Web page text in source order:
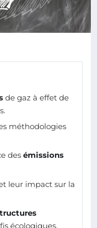
de gaz à effet de
méthodologies
des émissions
leur impact sur la
écologiques.